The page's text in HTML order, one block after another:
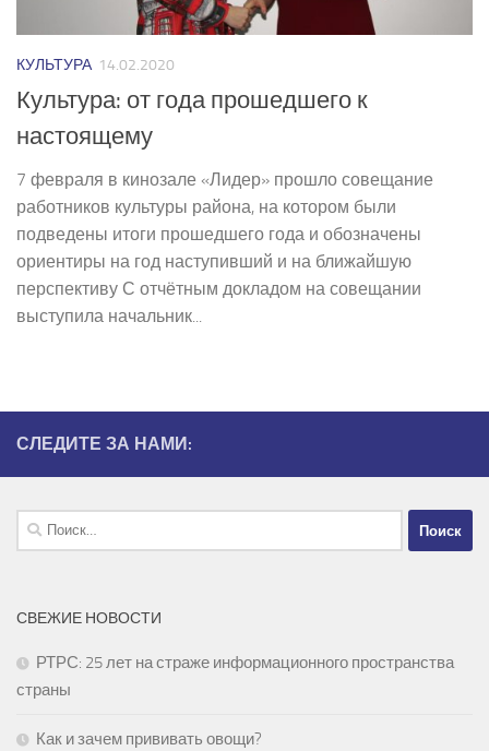
КУЛЬТУРА 14.02.2020
Культура: от года прошедшего к
настоящему
7 февраля в кинозале «Лидер» прошло совещание
работников культуры района, на котором были
подведены итоги прошедшего года и обозначены
ориентиры на год наступивший и на ближайшую
перспективу С отчётным докладом на совещании
выступила начальник...
СЛЕДИТЕ ЗА НАМИ:
Найти:
СВЕЖИЕ НОВОСТИ
РТРС: 25 лет на страже информационного пространства
страны
Как и зачем прививать овощи?